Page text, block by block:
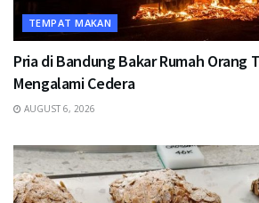
TEMPAT MAKAN
Pria di Bandung Bakar Rumah Orang
Mengalami Cedera
AUGUST 6, 2026